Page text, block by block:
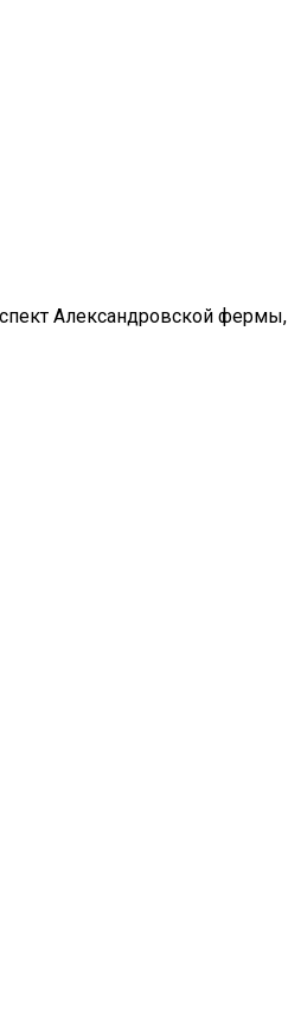
Александровской фермы,